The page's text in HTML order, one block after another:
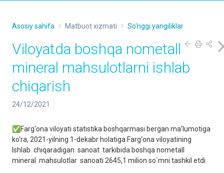
Asosiy sahifa Matbuot xizmati So'nggi yangiliklar
Viloyatda boshqa nometall
mineral mahsulotlarni ishlab
chiqarish
24/12/2021
✅Farg‘ona viloyati statistika boshqarmasi bergan ma’lumotiga
ko‘ra, 2021-yilning 1-dekabr holatiga Farg‘ona viloyatining
Ishlab chiqaradigan sanoat tarkibida boshqa nometall
mineral mahsulotlar sanoati 2645,1 milion so`mni tashkil etdi.